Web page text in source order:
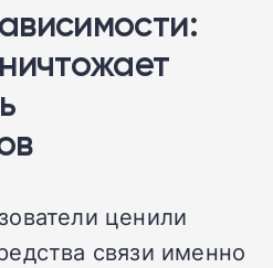
ценили
связи именно